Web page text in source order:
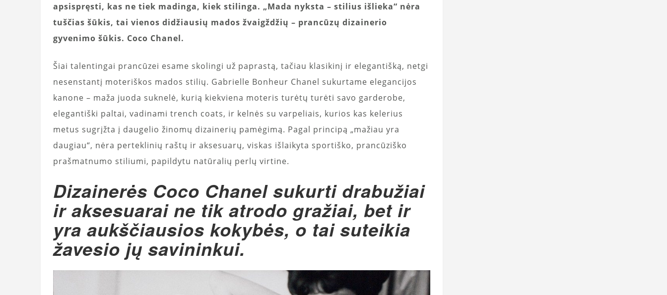
apsispręsti, kas ne tiek madinga, kiek stilinga. „Mada nyksta – stilius išlieka“ nėra
tuščias šūkis, tai vienos didžiausių mados žvaigždžių – prancūzų dizainerio
gyvenimo šūkis. Coco Chanel.
Šiai talentingai prancūzei esame skolingi už paprastą, tačiau klasikinį ir elegantišką, netgi
nesenstantį moteriškos mados stilių. Gabrielle Bonheur Chanel sukurtame elegancijos
kanone – maža juoda suknelė, kurią kiekviena moteris turėtų turėti savo garderobe,
elegantiški paltai, vadinami trench coats, ir kelnės su varpeliais, kurios kas kelerius
metus sugrįžta į daugelio žinomų dizainerių pamėgimą. Pagal principą „mažiau yra
daugiau“, nėra perteklinių raštų ir aksesuarų, viskas išlaikyta sportiško, prancūziško
prašmatnumo stiliumi, papildytu natūralių perlų virtine.
Dizainerės Coco Chanel sukurti drabužiai
ir aksesuarai ne tik atrodo gražiai, bet ir
yra aukščiausios kokybės, o tai suteikia
žavesio jų savininkui.